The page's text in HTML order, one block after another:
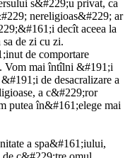
s&#229;u privat, ca
nereligioas&#229; ar
decît aceea la
de zi cu zi.
de comportare
Vom mai întîlni &#191;i
de desacralizare a
a c&#229;ror
putea în&#161;elege mai
a spa&#161;iului,